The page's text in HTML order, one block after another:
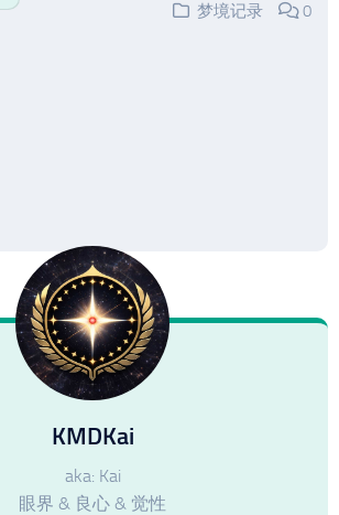
梦境记录
0
KMDKai
aka: Kai
眼界 & 良心 & 觉性